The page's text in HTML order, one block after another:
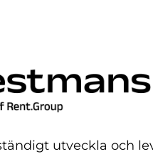
utveckla och